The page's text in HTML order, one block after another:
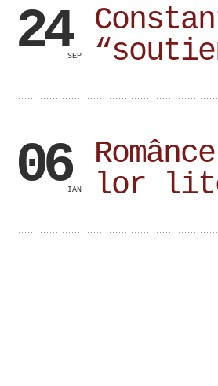
24SEP
06IAN
lor